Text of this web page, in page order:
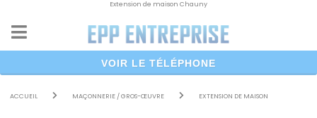
Extension de maison Chauny
VOIR LE TÉLÉPHONE
ACCUEIL MAÇONNERIE / GROS-ŒUVRE EXTENSION DE MAISON
Panneau de gestion des cookies